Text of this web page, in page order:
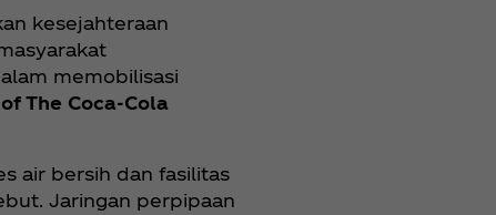
kesejahteraan
memobilisasi
The Coca‑Cola
air bersih dan fasilitas
Jaringan perpipaan